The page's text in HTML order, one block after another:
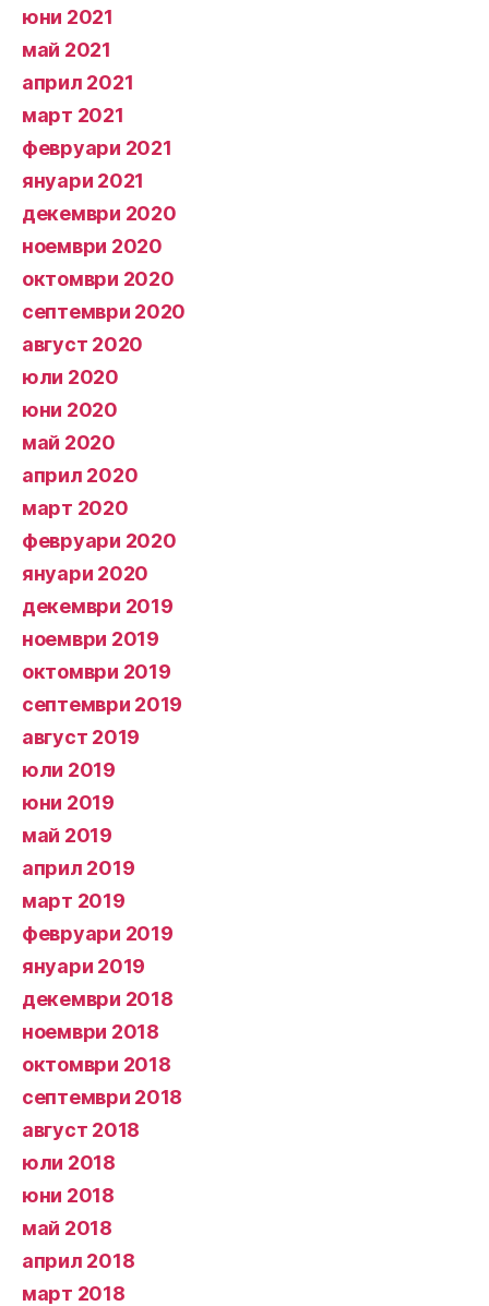
юни 2021
май 2021
април 2021
март 2021
февруари 2021
януари 2021
декември 2020
ноември 2020
октомври 2020
септември 2020
август 2020
юли 2020
юни 2020
май 2020
април 2020
март 2020
февруари 2020
януари 2020
декември 2019
ноември 2019
октомври 2019
септември 2019
август 2019
юли 2019
юни 2019
май 2019
април 2019
март 2019
февруари 2019
януари 2019
декември 2018
ноември 2018
октомври 2018
септември 2018
август 2018
юли 2018
юни 2018
май 2018
април 2018
март 2018